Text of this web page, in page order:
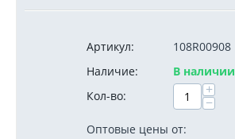
Артикул:
108R00908
Наличие:
В наличии
Кол-во:
+
−
Оптовые цены от: